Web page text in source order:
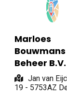
Marloes
Bouwmans
Beheer B.V.
Jan van
19 - 5753AZ